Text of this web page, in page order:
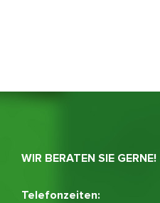
WIR BERATEN SIE GERNE!
Telefonzeiten: